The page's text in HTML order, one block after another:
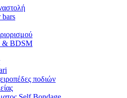
bars
& BDSM
ποδιών